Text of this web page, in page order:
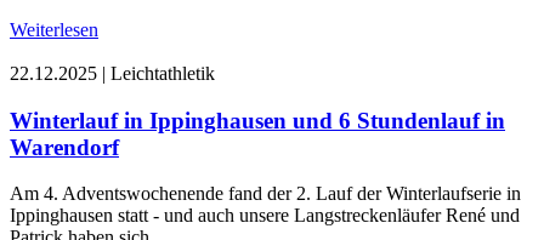
Weiterlesen
22.12.2025 | Leichtathletik
Winterlauf in Ippinghausen und 6 Stundenlauf in
Warendorf
Am 4. Adventswochenende fand der 2. Lauf der Winterlaufserie in
Ippinghausen statt - und auch unsere Langstreckenläufer René und